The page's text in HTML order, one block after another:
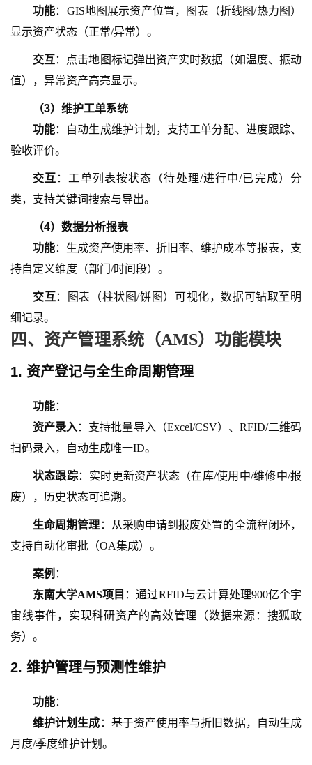
功能： GIS地图展示资产位置，图表（折线图/热力图）
显示资产状态（正常/异常）。
交互 ：点击地图标记弹出资产实时数据（如温度、振动
值），异常资产高亮显示。
（3） 维护工单系统
功能：自动生成维护计划，支持工单分配、进度跟踪、
验收评价。
交互 ：工单列表按状态（待处理/进行中/已完成）分
类，支持关键词搜索与导出。
（4） 数据分析报表
功能：生成资产使用率、折旧率、维护成本等报表，支
持自定义维度（部门 /时间段）。
交互 ：图表（柱状图/饼图）可视化，数据可钻取至明
细记录。
四、资产管理系统（AMS）功能模块
1. 资产登记与全生命周期管理
功能：
资产录入：支持批量导入（Excel/CSV）、RFID/二维码
扫码录入，自动生成唯一ID。
状态跟踪：实时更新资产状态（在库/使用中/维修中/报
废），历史状态可追溯。
生命周期管理 ：从采购申请到报废处置的全流程闭环，
支持自动化审批（OA集成）。
案例 ：
东南大学AMS项目 ：通过RFID与云计算处理900亿个宇
宙线事件，实现科研资产的高效管理（数据来源：搜狐政
务）。
2. 维护管理与预测性维护
功能：
维护计划生成 ：基于资产使用率与折旧数据，自动生成
月度/季度维护计划。